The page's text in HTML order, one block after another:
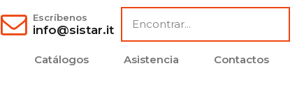
Escríbenos
info@sistar.it
Catálogos Asistencia Contactos